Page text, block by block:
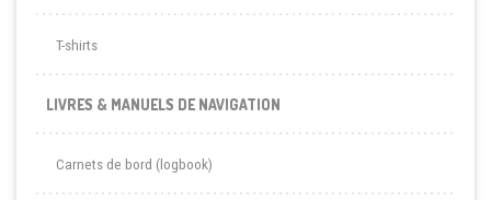
T-shirts
LIVRES & MANUELS DE NAVIGATION
Carnets de bord (logbook)